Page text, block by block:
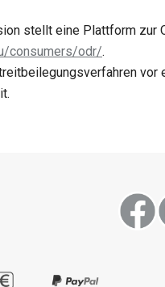
stellt eine Plattform zur
consumers/odr/.